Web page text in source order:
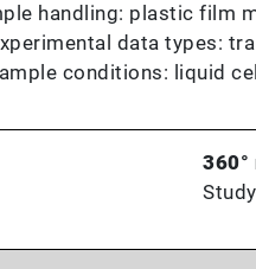
handling: plastic film
data types:
conditions: liquid